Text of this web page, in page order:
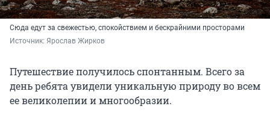
Сюда едут за свежестью, спокойствием и бескрайними просторами
Источник: Ярослав Жирков
Путешествие получилось спонтанным. Всего за
день ребята увидели уникальную природу во всем
ее великолепии и многообразии.